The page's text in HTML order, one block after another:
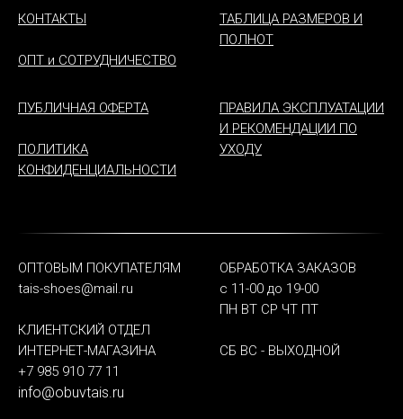
КОНТАКТЫ
ОПТ и СОТРУДНИЧЕСТВО
ТАБЛИЦА РАЗМЕРОВ И
ПОЛНОТ
ПУБЛИЧНАЯ ОФЕРТА
ПОЛИТИКА
КОНФИДЕНЦИАЛЬНОСТИ
ПРАВИЛА ЭКСПЛУАТАЦИИ
И РЕКОМЕНДАЦИИ ПО
УХОДУ
ОПТОВЫМ ПОКУПАТЕЛЯМ
tais-shoes@mail.ru
КЛИЕНТСКИЙ ОТДЕЛ
ИНТЕРНЕТ-МАГАЗИНА
+7 985 910 77 11
info@obuvtais.ru
ОБРАБОТКА ЗАКАЗОВ
с 11-00 до 19-00
ПН ВТ СР ЧТ ПТ
СБ ВС - ВЫХОДНОЙ